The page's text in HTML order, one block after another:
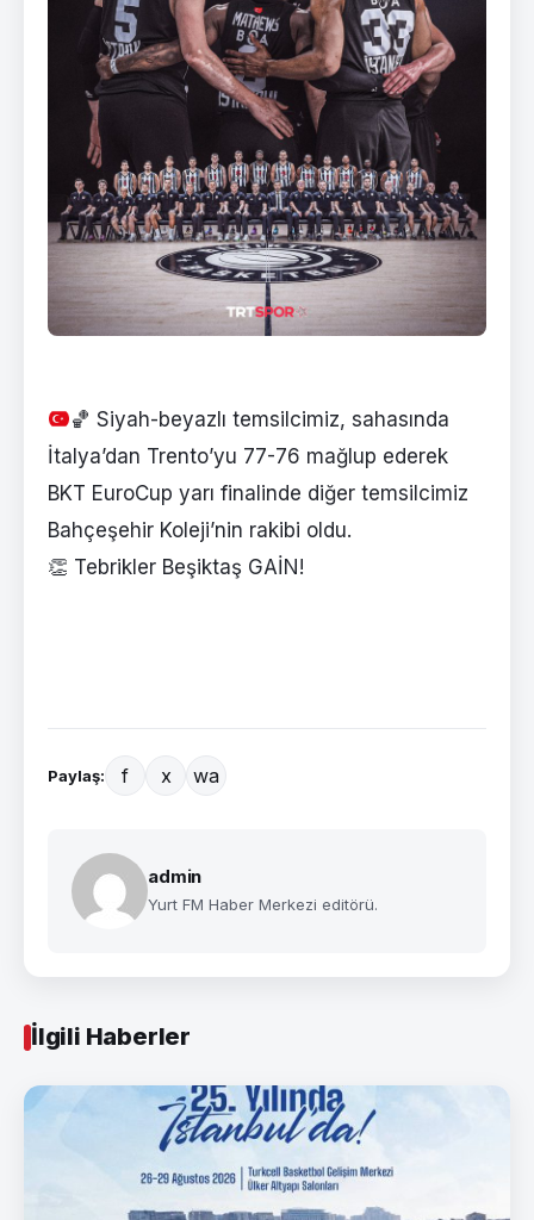
🏀 Siyah-beyazlı temsilcimiz, sahasında
İtalya’dan Trento’yu 77-76 mağlup ederek
BKT EuroCup yarı finalinde diğer temsilcimiz
Bahçeşehir Koleji’nin rakibi oldu.
👏 Tebrikler Beşiktaş GAİN!
Paylaş: f x wa
admin
Yurt FM Haber Merkezi editörü.
İlgili Haberler